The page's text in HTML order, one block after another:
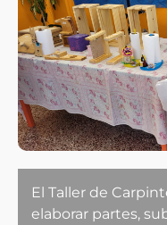
El Taller de
elaborar partes,